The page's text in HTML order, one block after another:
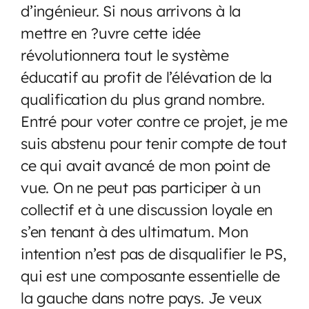
d’ingénieur. Si nous arrivons à la
mettre en ?uvre cette idée
révolutionnera tout le système
éducatif au profit de l’élévation de la
qualification du plus grand nombre.
Entré pour voter contre ce projet, je me
suis abstenu pour tenir compte de tout
ce qui avait avancé de mon point de
vue. On ne peut pas participer à un
collectif et à une discussion loyale en
s’en tenant à des ultimatum. Mon
intention n’est pas de disqualifier le PS,
qui est une composante essentielle de
la gauche dans notre pays. Je veux